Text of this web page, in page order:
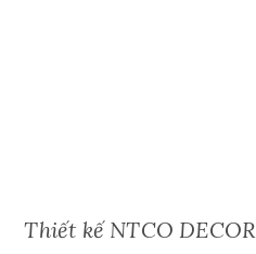
Thiết kế NTCO DECOR